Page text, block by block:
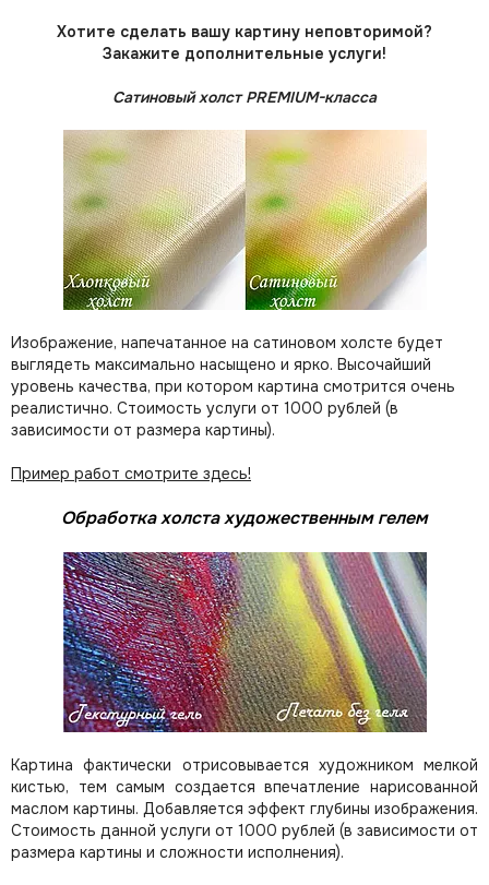
Хотите сделать вашу картину неповторимой?
Закажите дополнительные услуги!
Сатиновый холст PREMIUM-класса
Изображение, напечатанное на сатиновом холсте будет
выглядеть максимально насыщено и ярко. Высочайший
уровень качества, при котором картина смотрится очень
реалистично. Стоимость услуги от 1000 рублей (в
зависимости от размера картины).
Пример работ смотрите здесь!
Обработка холста художественным гелем
Картина фактически отрисовывается художником мелкой
кистью, тем самым создается впечатление нарисованной
маслом картины. Добавляется эффект глубины изображения.
Стоимость данной услуги от 1000 рублей (в зависимости от
размера картины и сложности исполнения).